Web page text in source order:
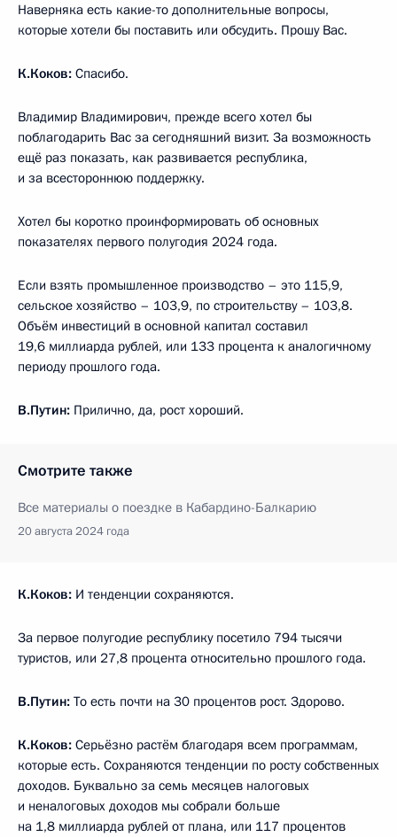
Наверняка есть какие-то дополнительные вопросы,
которые хотели бы поставить или обсудить. Прошу Вас.
К.Коков: Спасибо.
Владимир Владимирович, прежде всего хотел бы
поблагодарить Вас за сегодняшний визит. За возможность
ещё раз показать, как развивается республика,
и за всестороннюю поддержку.
Хотел бы коротко проинформировать об основных
показателях первого полугодия 2024 года.
Если взять промышленное производство – это 115,9,
сельское хозяйство – 103,9, по строительству – 103,8.
Объём инвестиций в основной капитал составил
19,6 миллиарда рублей, или 133 процента к аналогичному
периоду прошлого года.
В.Путин: Прилично, да, рост хороший.
Смотрите также
Все материалы о поездке в Кабардино-Балкарию
20 августа 2024 года
К.Коков: И тенденции сохраняются.
За первое полугодие республику посетило 794 тысячи
туристов, или 27,8 процента относительно прошлого года.
В.Путин: То есть почти на 30 процентов рост. Здорово.
К.Коков: Серьёзно растём благодаря всем программам,
которые есть. Сохраняются тенденции по росту собственных
доходов. Буквально за семь месяцев налоговых
и неналоговых доходов мы собрали больше
на 1,8 миллиарда рублей от плана, или 117 процентов